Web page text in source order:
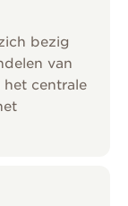
bezig
van
het centrale